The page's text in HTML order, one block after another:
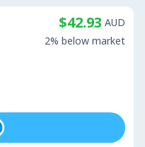
$42.93 AUD
2% below market